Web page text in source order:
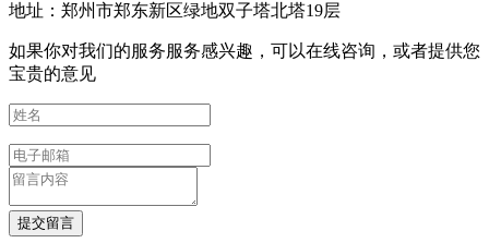
地址：郑州市郑东新区绿地双子塔北塔19层
如果你对我们的服务服务感兴趣，可以在线咨询，或者提供您
宝贵的意见
提交留言